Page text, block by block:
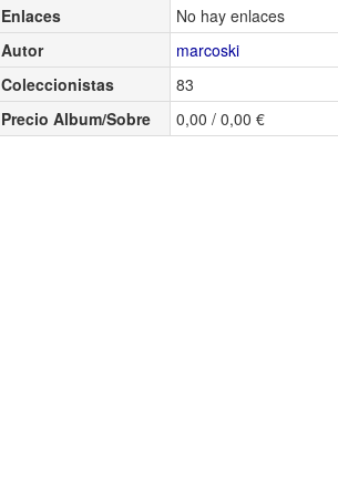
Enlaces
No hay enlaces
Autor
marcoski
Coleccionistas
83
Precio Album/Sobre
0,00 / 0,00 €